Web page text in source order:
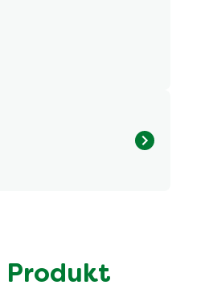
Produkt